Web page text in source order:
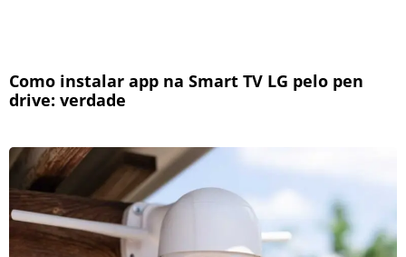
Como instalar app na Smart TV LG pelo pen
drive: verdade